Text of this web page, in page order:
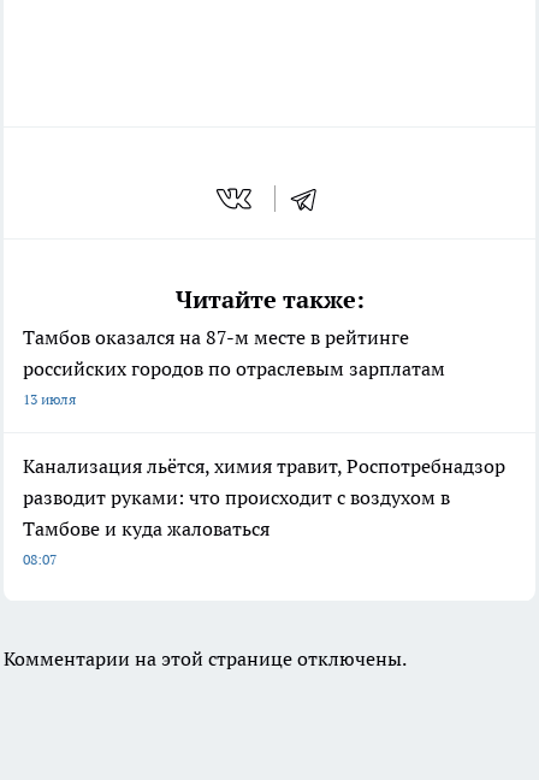
Читайте также:
Тамбов оказался на 87-м месте в рейтинге
российских городов по отраслевым зарплатам
13 июля
Канализация льётся, химия травит, Роспотребнадзор
разводит руками: что происходит с воздухом в
Тамбове и куда жаловаться
08:07
Комментарии на этой странице отключены.